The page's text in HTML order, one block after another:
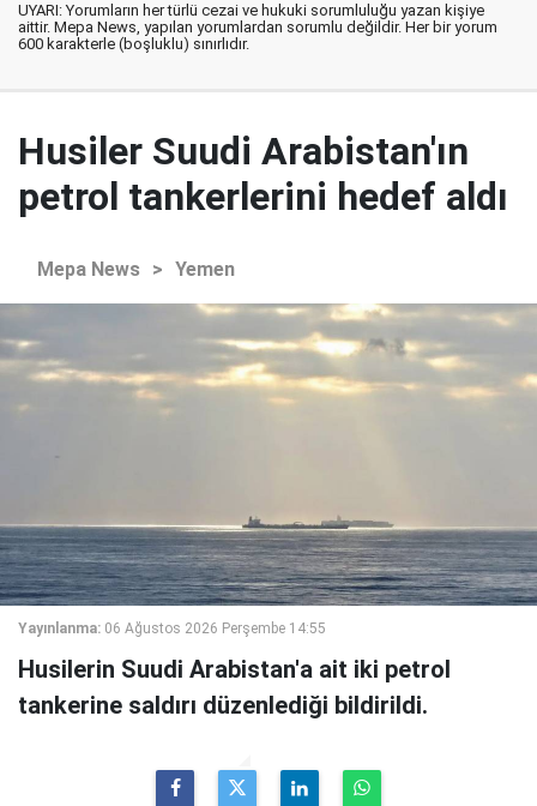
UYARI: Yorumların her türlü cezai ve hukuki sorumluluğu yazan kişiye
aittir. Mepa News, yapılan yorumlardan sorumlu değildir. Her bir yorum
600 karakterle (boşluklu) sınırlıdır.
Husiler Suudi Arabistan'ın
petrol tankerlerini hedef aldı
Mepa News > Yemen
Yayınlanma: 06 Ağustos 2026 Perşembe 14:55
Husilerin Suudi Arabistan'a ait iki petrol
tankerine saldırı düzenlediği bildirildi.